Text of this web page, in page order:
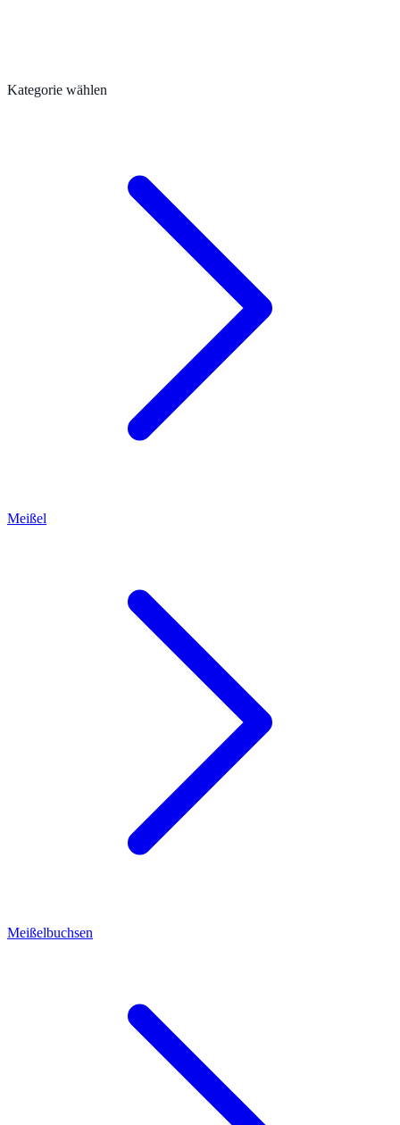
Kategorie wählen
Meißel
Meißelbuchsen